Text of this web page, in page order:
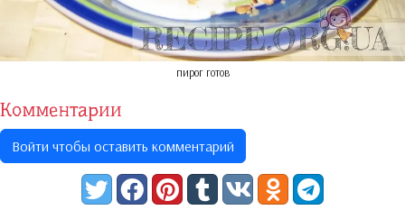
пирог готов
Комментарии
Войти чтобы оставить комментарий